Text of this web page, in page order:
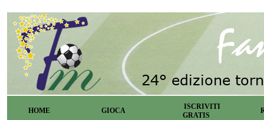
HOME GIOCA
ISCRIVITI
GRATIS